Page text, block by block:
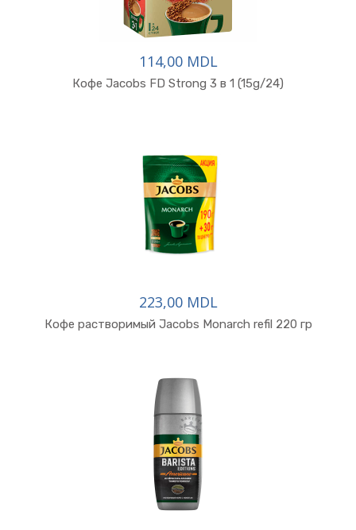
114,00 MDL
Кофе Jacobs FD Strong 3 в 1 (15g/24)
223,00 MDL
Кофе растворимый Jacobs Monarch refil 220 гр